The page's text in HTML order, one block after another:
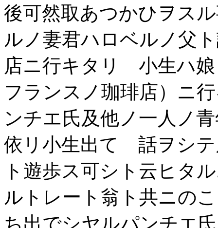
後可然取あつかひヲス
ルノ妻君ハロベルノ父
店ニ行キタリ 小生ハ
フランスノ珈琲店）ニ
ンチエ氏及他ノ一人ノ
依リ小生出てゝ話ヲシ
ト遊歩ス可シト云ヒタ
ルトレート翁ト共ニの
ち出でシヤルパンチエ